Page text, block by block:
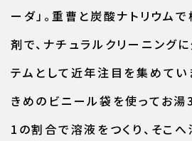
ーダ」。重曹と炭酸ナトリウム
剤で、ナチュラルクリーニング
テムとして近年注目を集めてい
きめのビニール袋を使ってお湯
1の割合で溶液をつくり、そこ